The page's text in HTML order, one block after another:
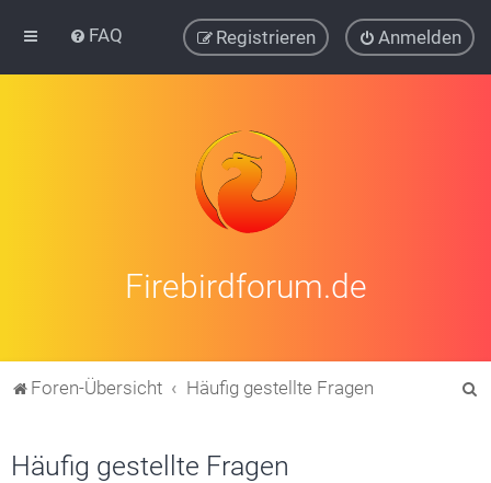
FAQ Anmelden
Registrieren
Firebirdforum.de
Foren-Übersicht Häufig gestellte Fragen
Häufig gestellte Fragen